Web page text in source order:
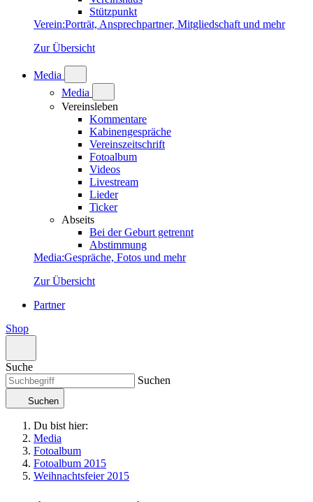
Stützpunkt
Verein:Porträt, Ansprechpartner, Mitgliedschaft und mehr
Zur Übersicht
Media
Media
Vereinsleben
Kommentare
Kabinengespräche
Vereinszeitschrift
Fotoalbum
Videos
Livestream
Lieder
Ticker
Abseits
Bei der Geburt getrennt
Abstimmung
Media:Gespräche, Fotos und mehr
Zur Übersicht
Partner
Shop
Suche
Suchen
Suchen
Du bist hier:
Media
Fotoalbum
Fotoalbum 2015
Weihnachtsfeier 2015